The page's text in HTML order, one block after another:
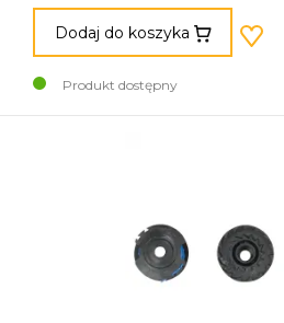
Dodaj do koszyka
Produkt dostępny